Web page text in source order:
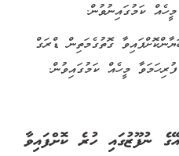
ކަމުގައިނުވުން.
ގޮތުގެމަތިން ޑްރަގް
މީހެއް ކަމުގައިވުން.
ނުފޫޒުގައި ހުރެ ކޮށްފައިވާ